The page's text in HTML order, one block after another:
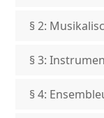
§ 2:
§ 3:
§ 4: